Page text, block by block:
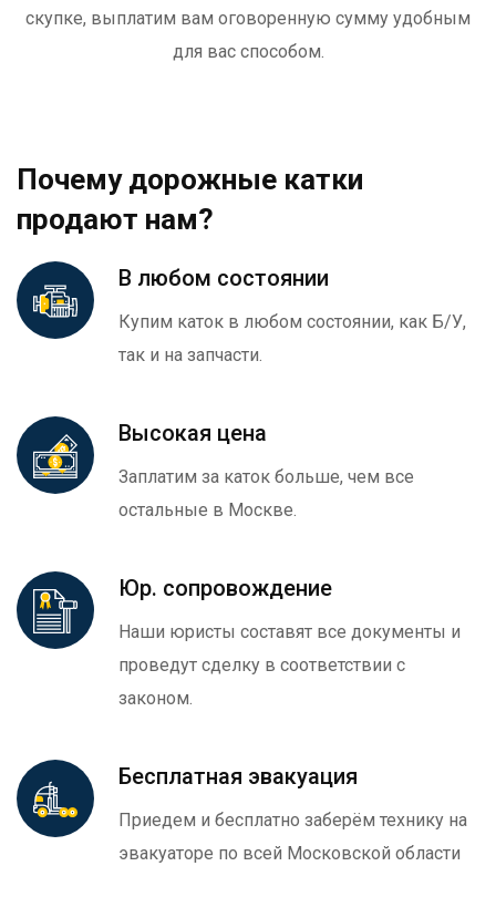
скупке, выплатим вам оговоренную сумму удобным
для вас способом.
Почему дорожные катки
продают нам?
В любом состоянии
Купим каток в любом состоянии, как Б/У,
так и на запчасти.
Высокая цена
Заплатим за каток больше, чем все
остальные в Москве.
Юр. сопровождение
Наши юристы составят все документы и
проведут сделку в соответствии с
законом.
Бесплатная эвакуация
Приедем и бесплатно заберём технику на
эвакуаторе по всей Московской области